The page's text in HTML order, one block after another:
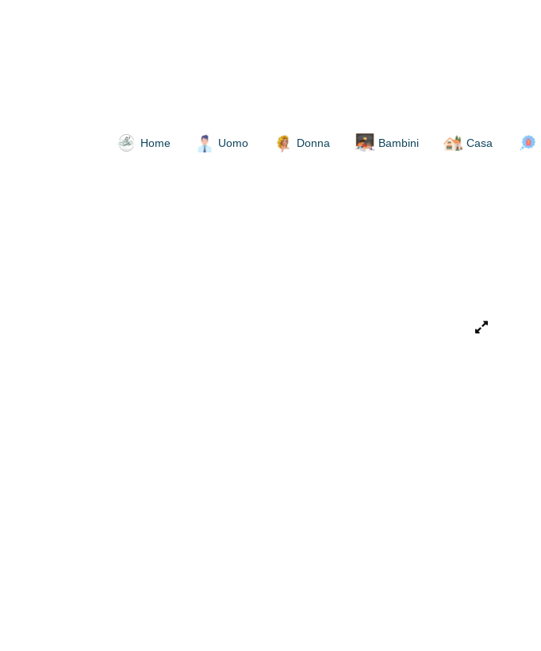
Home Uomo Donna Bambini Casa